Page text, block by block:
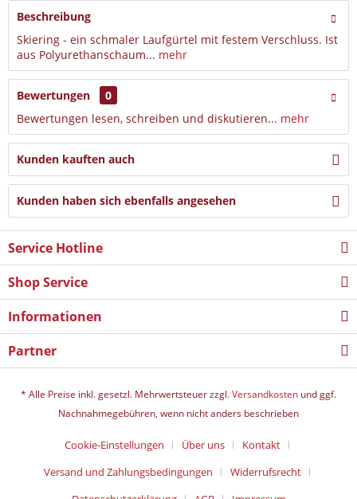
Beschreibung
Skiering - ein schmaler Laufgürtel mit festem Verschluss. Ist
aus Polyurethanschaum... mehr
Bewertungen
0
Bewertungen lesen, schreiben und diskutieren... mehr
Kunden kauften auch
Kunden haben sich ebenfalls angesehen
Service Hotline
Shop Service
Informationen
Partner
* Alle Preise inkl. gesetzl. Mehrwertsteuer zzgl.Versandkosten und ggf.
Nachnahmegebühren, wenn nicht anders beschrieben
Cookie-Einstellungen Über uns
Kontakt
Versand und Zahlungsbedingungen
Widerrufsrecht